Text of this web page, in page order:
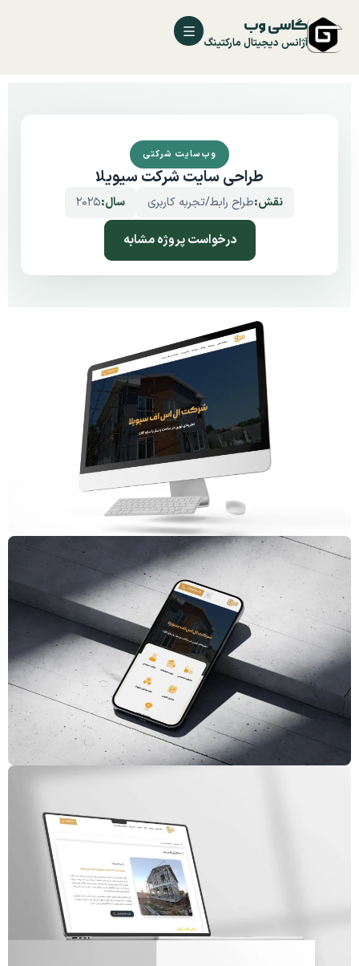
گاسی وب
آژانس دیجیتال مارکتینگ
وب‌سایت شرکتی
طراحی سایت شرکت سیویلا
نقش:طراح رابط/تجربه کاربری سال:2025
درخواست پروژه مشابه